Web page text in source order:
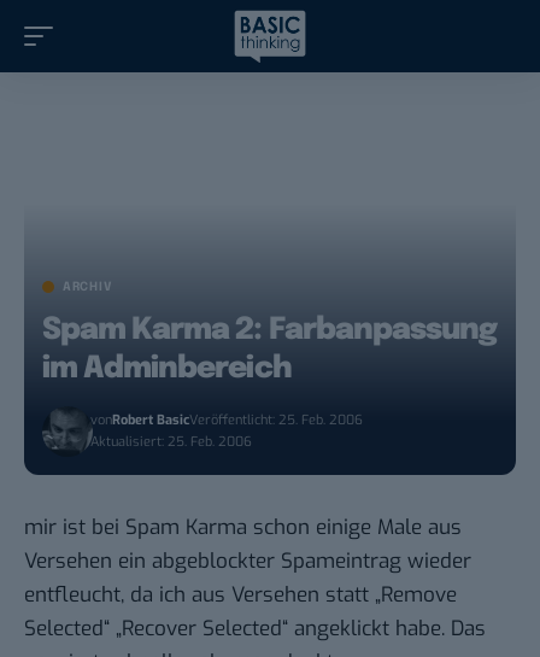
ARCHIV
Spam Karma 2: Farbanpassung
im Adminbereich
vonRobert BasicVeröffentlicht: 25. Feb. 2006
Aktualisiert: 25. Feb. 2006
mir ist bei Spam Karma schon einige Male aus
Versehen ein abgeblockter Spameintrag wieder
entfleucht, da ich aus Versehen statt „Remove
Selected“ „Recover Selected“ angeklickt habe. Das